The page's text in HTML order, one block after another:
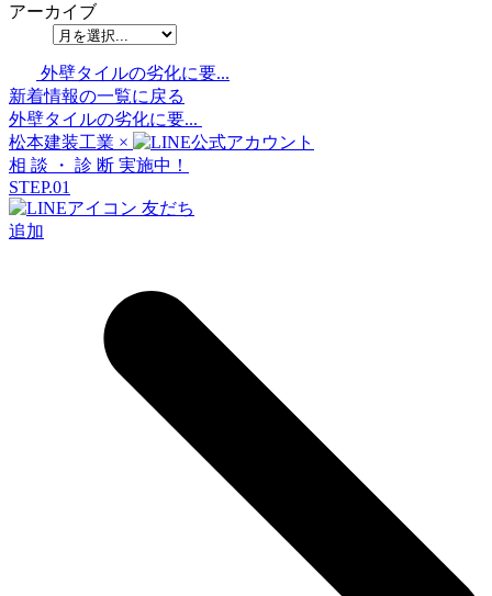
アーカイブ
外壁タイルの劣化に要...
新着情報の一覧に戻る
外壁タイルの劣化に要...
松本建装工業 ×
相 談 ・ 診 断 実施中！
STEP.01
友だち
追加